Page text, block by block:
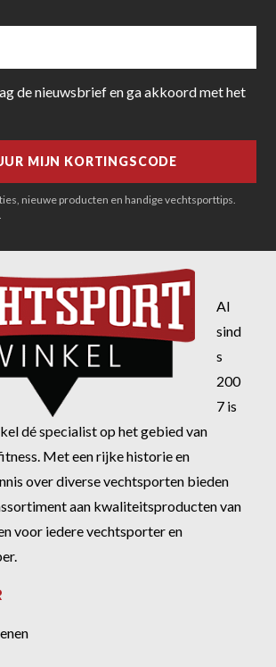
de nieuwsbrief en ga akkoord met het
nieuwe producten en handige vechtsporttips.
Al
sind
s
200
7 is
dé specialist op het gebied van
Met een rijke historie en
over diverse vechtsporten bieden
aan kwaliteitsproducten van
voor iedere vechtsporter en